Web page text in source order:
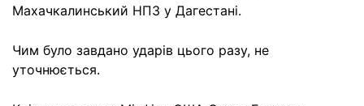
Махачкалинський НПЗ у Дагестані.
Чим було завдано ударів цього разу, не
уточнюється.